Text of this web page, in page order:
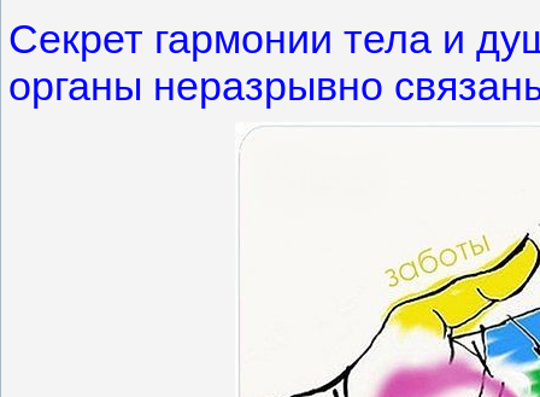
Секрет гармонии тела и
органы неразрывно